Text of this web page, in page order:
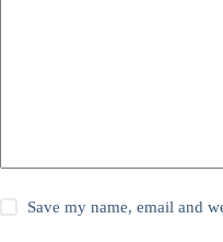
Save my name, email and